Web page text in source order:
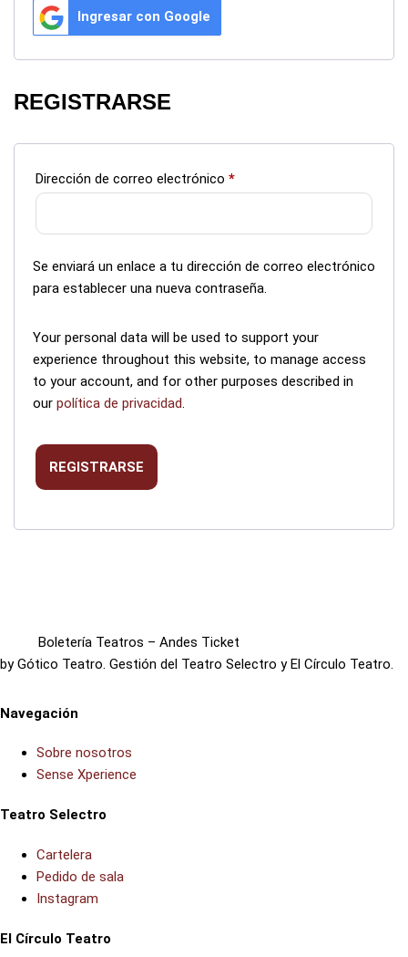
Ingresar con Google
REGISTRARSE
Dirección de correo electrónico *
Se enviará un enlace a tu dirección de correo electrónico
para establecer una nueva contraseña.
Your personal data will be used to support your
experience throughout this website, to manage access
to your account, and for other purposes described in
our política de privacidad
REGISTRARSE
Boletería Teatros – Andes Ticket
by Gótico Teatro. Gestión del Teatro Selectro y El Círculo Teatro.
Navegación
Sobre nosotros
Sense Xperience
Teatro Selectro
Cartelera
Pedido de sala
Instagram
El Círculo Teatro